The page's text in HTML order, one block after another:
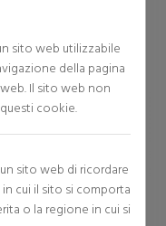
sito web utilizzabile
della pagina
Il sito web non
cookie.
sito web di ricordare
cui il sito si comporta
o la regione in cui si